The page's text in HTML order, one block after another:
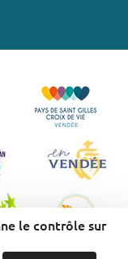
le contrôle sur